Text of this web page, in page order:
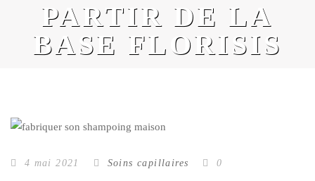
PARTIR DE LA
BASE FLORISIS
4 mai 2021 Soins capillaires 0